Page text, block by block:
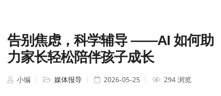
告别焦虑，科学辅导 ——AI 如何助
力家长轻松陪伴孩子成长
小编 媒体报导 2026-05-25 294 浏览